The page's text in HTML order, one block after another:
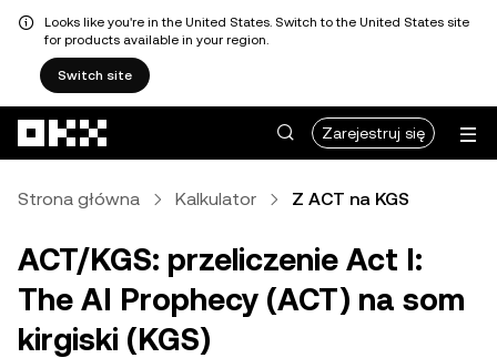
Looks like you're in the United States. Switch to the United States site
for products available in your region.
Switch site
Zarejestruj się
Strona główna Kalkulator Z ACT na KGS
ACT/KGS: przeliczenie Act I:
The AI Prophecy (ACT) na som
kirgiski (KGS)